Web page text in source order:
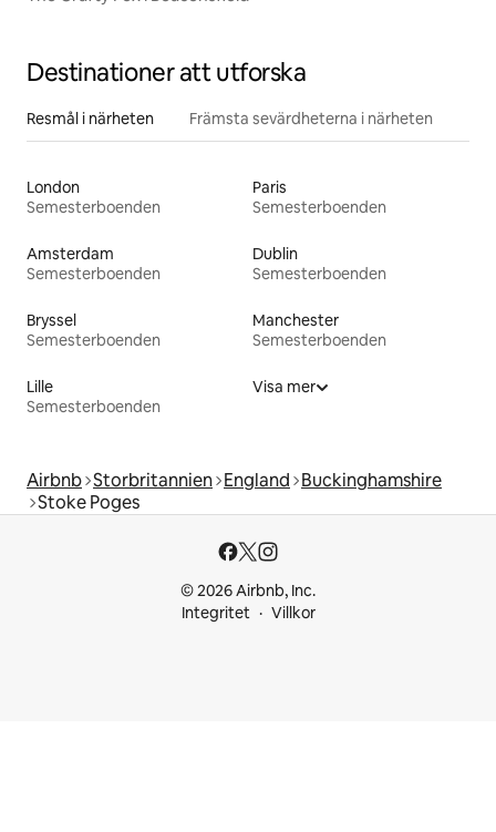
Destinationer att utforska
Resmål i närheten Främsta sevärdheterna i närheten
London
Semesterboenden
Paris
Semesterboenden
Amsterdam
Semesterboenden
Dublin
Semesterboenden
Bryssel
Semesterboenden
Manchester
Semesterboenden
Lille
Semesterboenden
Visa mer
Airbnb Storbritannien England Buckinghamshire
Stoke Poges
© 2026 Airbnb, Inc.
Integritet
Villkor